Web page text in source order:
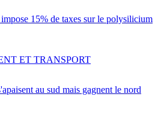
15% de taxes sur le polysilicium
au sud mais gagnent le nord
ET TRANSPORT